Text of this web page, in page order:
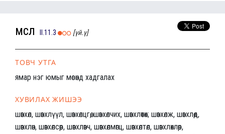
мөсөл II.11.3 [үй.ү]
ТОВЧ УТГА
ямар нэг юмыг мөсөнд хадгалах
ХУВИЛАХ ЖИШЭЭ
шөвхөл, шөвхлүүл, шөвхөлцгөө, шөвхөлчих, шөвхлөөтөх; шөвхөлж, шөвхлөөд,
шөвхлөн, шөвхөлсөөр, шөвхлөвч, шөвхөлмөгц, шөвхөлтөл, шөвхлөхлөөр,